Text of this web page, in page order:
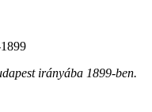
irányába 1899-ben.